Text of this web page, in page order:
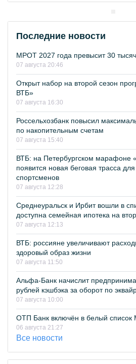
Последние новости
МРОТ 2027 года превысит 30
07 августа 20:46
Открыт набор на второй сезон
ВТБ»
07 августа 16:30
Россельхозбанк повысил
по накопительным счетам
07 августа 15:40
ВТБ: на Петербургском марафоне
появится новая беговая трасса
спортсменов
07 августа 12:28
Среднеуральск и Ирбит вошли в
доступна семейная ипотека на
07 августа 12:13
ВТБ: россияне увеличивают
здоровый образ жизни
07 августа 11:50
Альфа-Банк начислит
рублей кэшбэка за оборот по
07 августа 10:00
ОТП Банк включён в белый
06 августа 21:27
Все новости